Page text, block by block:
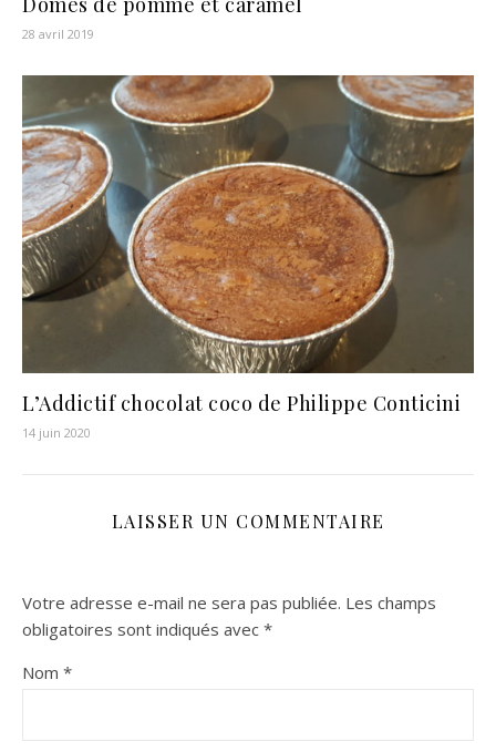
28 avril 2019
L’Addictif chocolat coco de Philippe Conticini
14 juin 2020
LAISSER UN COMMENTAIRE
Votre adresse e-mail ne sera pas publiée. Les champs
obligatoires sont indiqués avec *
Nom *